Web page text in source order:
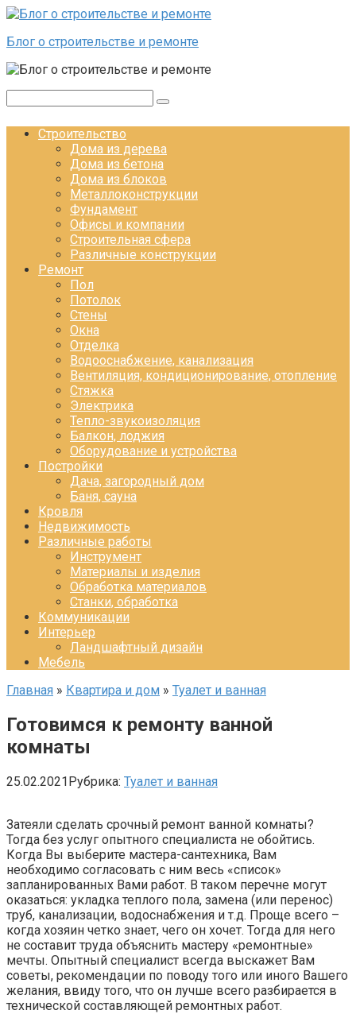
Перейти к контенту
Блог о строительстве и ремонте
Строительство
Дома из дерева
Дома из бетона
Дома из блоков
Металлоконструкции
Фундамент
Офисы и компании
Строительная сфера
Различные конструкции
Ремонт
Пол
Потолок
Стены
Окна
Отделка
Водооснабжение, канализация
Вентиляция, кондиционирование, отопление
Стяжка
Электрика
Тепло-звукоизоляция
Балкон, лоджия
Оборудование и устройства
Постройки
Дача, загородный дом
Баня, сауна
Кровля
Недвижимость
Различные работы
Инструмент
Материалы и изделия
Обработка материалов
Станки, обработка
Коммуникации
Интерьер
Ландшафтный дизайн
Мебель
Главная » Квартира и дом » Туалет и ванная
Готовимся к ремонту ванной
комнаты
25.02.2021Рубрика: Туалет и ванная
Затеяли сделать срочный ремонт ванной комнаты?
Тогда без услуг опытного специалиста не обойтись.
Когда Вы выберите мастера-сантехника, Вам
необходимо согласовать с ним весь «список»
запланированных Вами работ. В таком перечне могут
оказаться: укладка теплого пола, замена (или перенос)
труб, канализации, водоснабжения и т.д. Проще всего –
когда хозяин четко знает, чего он хочет. Тогда для него
не составит труда объяснить мастеру «ремонтные»
мечты. Опытный специалист всегда выскажет Вам
советы, рекомендации по поводу того или иного Вашего
желания, ввиду того, что он лучше всего разбирается в
технической составляющей ремонтных работ.